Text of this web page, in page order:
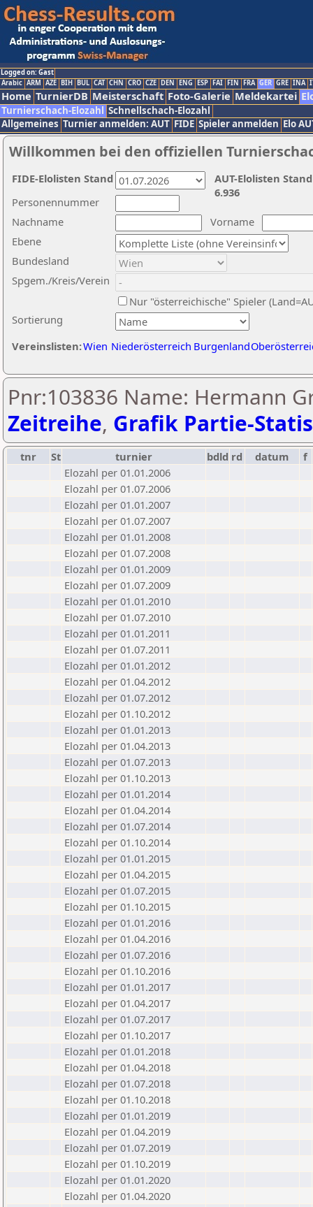
Logged on: Gast
Arabic ARM AZE BIH BUL CAT CHN CRO CZE DEN ENG ESP FAI FIN FRA GER GRE INA
Home TurnierDB Meisterschaft Foto-Galerie Meldekartei
Turnierschach-Elozahl Schnellschach-Elozahl
Allgemeines Turnier anmelden: AUT FIDE Spieler anmelden Elo
Willkommen bei den offiziellen
Nachname
Vorname
Ebene
Sortierung
Personennummer
Bundesland
Spgem./Kreis/Verein
Nur "österreichische" Spieler
Vereinslisten:Wien Niederösterreich Burgenland
AUT-Elolisten
6.936
FIDE-Elolisten Stand
Pnr:103836 Name: Hermann
Zeitreihe, Grafik Partie-
tnr St turnier bdld rd datum
f
Elozahl per 01.01.2006
Elozahl per 01.07.2006
Elozahl per 01.01.2007
Elozahl per 01.07.2007
Elozahl per 01.01.2008
Elozahl per 01.07.2008
Elozahl per 01.01.2009
Elozahl per 01.07.2009
Elozahl per 01.01.2010
Elozahl per 01.07.2010
Elozahl per 01.01.2011
Elozahl per 01.07.2011
Elozahl per 01.01.2012
Elozahl per 01.04.2012
Elozahl per 01.07.2012
Elozahl per 01.10.2012
Elozahl per 01.01.2013
Elozahl per 01.04.2013
Elozahl per 01.07.2013
Elozahl per 01.10.2013
Elozahl per 01.01.2014
Elozahl per 01.04.2014
Elozahl per 01.07.2014
Elozahl per 01.10.2014
Elozahl per 01.01.2015
Elozahl per 01.04.2015
Elozahl per 01.07.2015
Elozahl per 01.10.2015
Elozahl per 01.01.2016
Elozahl per 01.04.2016
Elozahl per 01.07.2016
Elozahl per 01.10.2016
Elozahl per 01.01.2017
Elozahl per 01.04.2017
Elozahl per 01.07.2017
Elozahl per 01.10.2017
Elozahl per 01.01.2018
Elozahl per 01.04.2018
Elozahl per 01.07.2018
Elozahl per 01.10.2018
Elozahl per 01.01.2019
Elozahl per 01.04.2019
Elozahl per 01.07.2019
Elozahl per 01.10.2019
Elozahl per 01.01.2020
Elozahl per 01.04.2020